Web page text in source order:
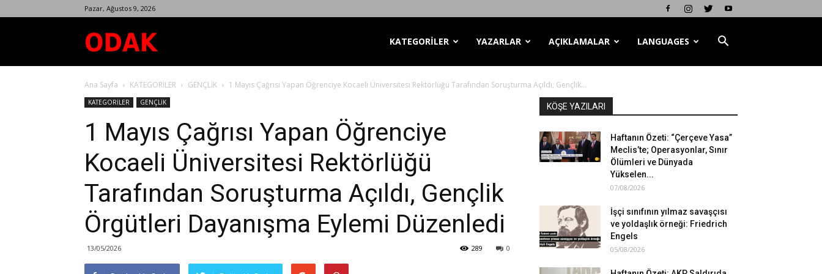
Pazar, Ağustos 9, 2026
Dergisi
KATEGORİLER YAZARLAR AÇIKLAMALAR LANGUAGES
Ana Sayfa KATEGORİLER GENÇLİK 1 Mayıs Çağrısı Yapan Öğrenciye Kocaeli Üniversitesi Rektörlüğü Tarafından Soruşturma Açıldı, Gençlik...
KATEGORİLER GENÇLİK
1 Mayıs Çağrısı Yapan Öğrenciye
Kocaeli Üniversitesi Rektörlüğü
Tarafından Soruşturma Açıldı, Gençlik
Örgütleri Dayanışma Eylemi Düzenledi
13/05/2026 0
289
KÖŞE YAZILARI
Haftanın Özeti: “Çerçeve Yasa”
Meclis’te; Operasyonlar, Sınır
Ölümleri ve Dünyada
Yükselen...
07/08/2026
İşçi sınıfının yılmaz savaşçısı
ve yoldaşlık örneği: Friedrich
Engels
05/08/2026